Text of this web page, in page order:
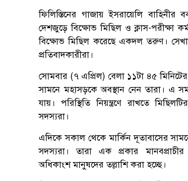
ফিলিস্তিনের গাজায় ইসরায়েলি বাহিনীর
দেশজুড়ে বিক্ষোভ মিছিল ও ক্লাস-পরীক্ষা
বিক্ষোভ মিছিল করেছে একদল তরুণ।
প্রতিবাদকারীরা।
সোমবার (৭ এপ্রিল) বেলা ১১টা ৪৫ মিনিটের
সামনে মহাসড়কে অবস্থান নেন তারা। এ
যায়। পরিস্থিতি নিয়ন্ত্রণে রাখতে
সদস্যরা।
এদিকে সকাল থেকে মার্কিন দূতাবাসের
সদস্যরা। তারা এক প্রকার
অধিকাংশ মানুষদের তল্লাশি করা হচ্ছে।